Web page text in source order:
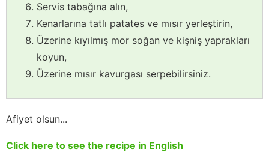
Servis tabağına alın,
Kenarlarına tatlı patates ve mısır yerleştirin,
Üzerine kıyılmış mor soğan ve kişniş yaprakları
koyun,
Üzerine mısır kavurgası serpebilirsiniz.
Afiyet olsun...
Click here to see the recipe in English